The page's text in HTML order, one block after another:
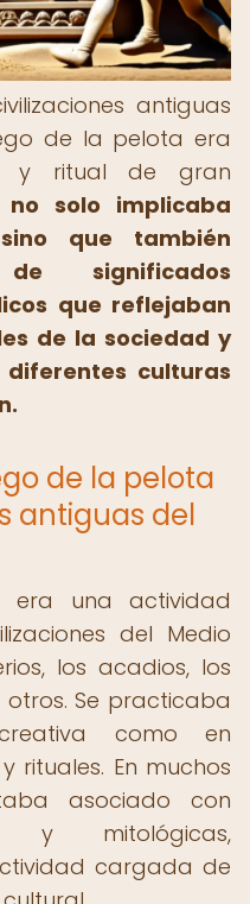
antiguas
de la pelota era
y ritual de gran
no solo implicaba
que también
significados
que reflejaban
de la sociedad y
culturas
de la pelota
antiguas del
una actividad
del Medio
los acadios, los
otros. Se practicaba
como en
rituales. En muchos
asociado con
y mitológicas,
cargada de